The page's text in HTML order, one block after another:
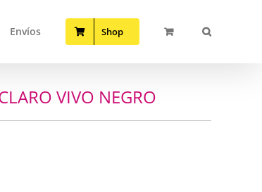
Envíos Shop
VIVO NEGRO